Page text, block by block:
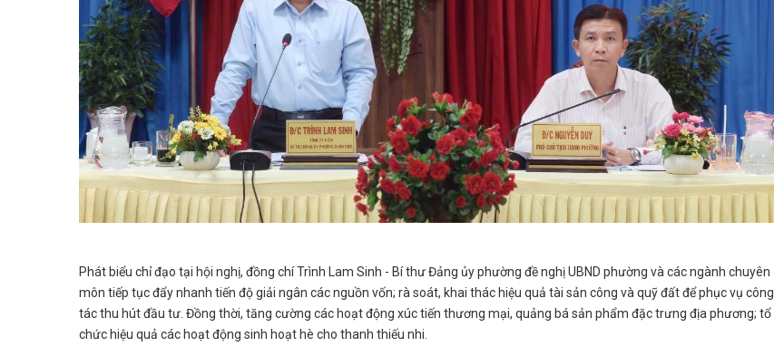
Phát biểu chỉ đạo tại hội nghị, đồng chí Trình Lam Sinh - Bí thư Đảng ủy phường đề nghị UBND phường và các ngành chuyên
môn tiếp tục đẩy nhanh tiến độ giải ngân các nguồn vốn; rà soát, khai thác hiệu quả tài sản công và quỹ đất để phục vụ công
tác thu hút đầu tư. Đồng thời, tăng cường các hoạt động xúc tiến thương mại, quảng bá sản phẩm đặc trưng địa phương; tổ
chức hiệu quả các hoạt động sinh hoạt hè cho thanh thiếu nhi.